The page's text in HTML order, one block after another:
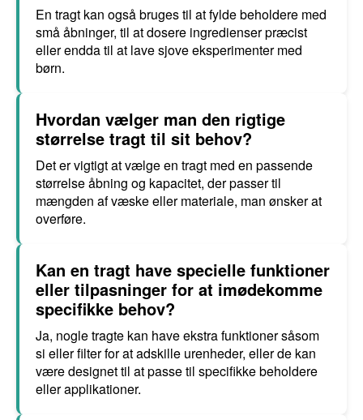
En tragt kan også bruges til at fylde beholdere med
små åbninger, til at dosere ingredienser præcist
eller endda til at lave sjove eksperimenter med
børn.
Hvordan vælger man den rigtige
størrelse tragt til sit behov?
Det er vigtigt at vælge en tragt med en passende
størrelse åbning og kapacitet, der passer til
mængden af væske eller materiale, man ønsker at
overføre.
Kan en tragt have specielle funktioner
eller tilpasninger for at imødekomme
specifikke behov?
Ja, nogle tragte kan have ekstra funktioner såsom
si eller filter for at adskille urenheder, eller de kan
være designet til at passe til specifikke beholdere
eller applikationer.